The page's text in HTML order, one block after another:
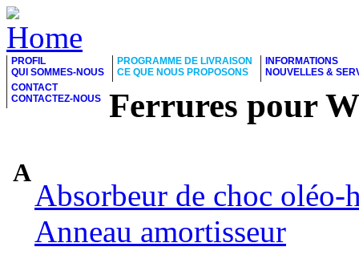
PROFIL
QUI SOMMES-NOUS
PROGRAMME DE LIVRAISON
CE QUE NOUS PROPOSONS
INFORMATIONS
NOUVELLES &
CONTACT
CONTACTEZ-NOUS
Ferrures pour
A
Absorbeur de choc oléo-
Anneau amortisseur